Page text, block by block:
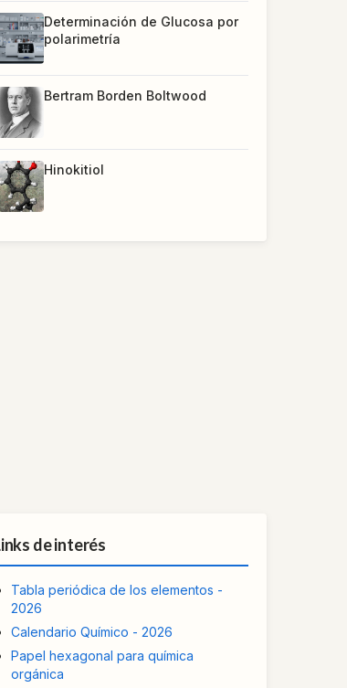
Determinación de Glucosa por
polarimetría
Bertram Borden Boltwood
Hinokitiol
de interés
Tabla periódica de los elementos -
2026
Calendario Químico - 2026
Papel hexagonal para química
orgánica